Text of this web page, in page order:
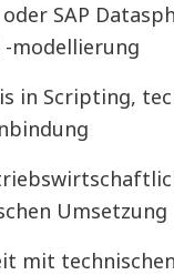
SAP
modellierung
in Scripting,
Umsetzung
mit